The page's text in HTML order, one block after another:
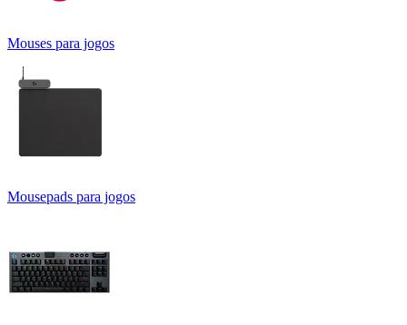
Mouses para jogos
Mousepads para jogos